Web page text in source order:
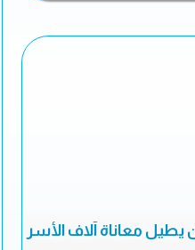
يطيل معاناة آلاف الأسر